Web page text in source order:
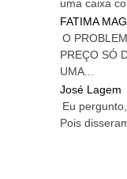
uma caixa
FATIMA
O
PREÇO SÓ
UMA...
José Lagem
Eu
Pois